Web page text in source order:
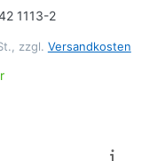
1113-2
zzgl. Versandkosten